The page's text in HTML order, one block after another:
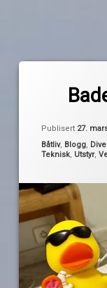
Publisert 27.
Kategorier:
Båtliv, Blogg,
Teknisk, Utstyr,
båtsesongen
reservedeler
sikring